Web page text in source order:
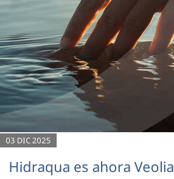
03 DIC 2025
Hidraqua es ahora Veolia